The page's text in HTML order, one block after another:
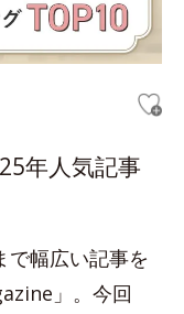
年人気記事
で幅広い記事を
」。今回